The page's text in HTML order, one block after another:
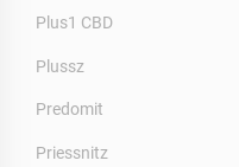
Plus1 CBD
Plussz
Predomit
Priessnitz